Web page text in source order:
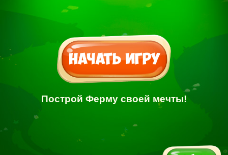
Построй Ферму своей мечты!